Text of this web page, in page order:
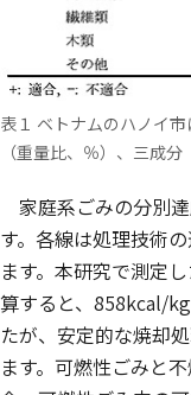
表１ ベトナムのハノイ
（重量比、％）、三成分
家庭系ごみの分別
す。各線は処理技術
ます。本研究で測定
算すると、858kcal/
たが、安定的な焼却
ます。可燃性ごみと